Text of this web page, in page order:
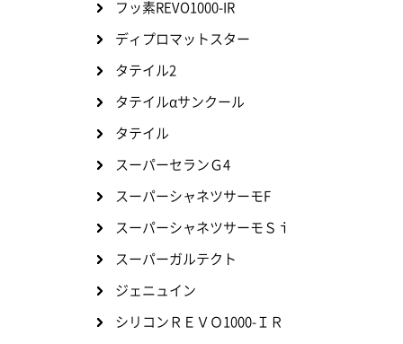
フッ素REVO1000-IR
ディプロマットスター
タテイル2
タテイルαサンクール
タテイル
スーパーセランＧ4
スーパーシャネツサーモF
スーパーシャネツサーモＳｉ
スーパーガルテクト
ジェニュイン
シリコンＲＥＶＯ1000-ＩＲ